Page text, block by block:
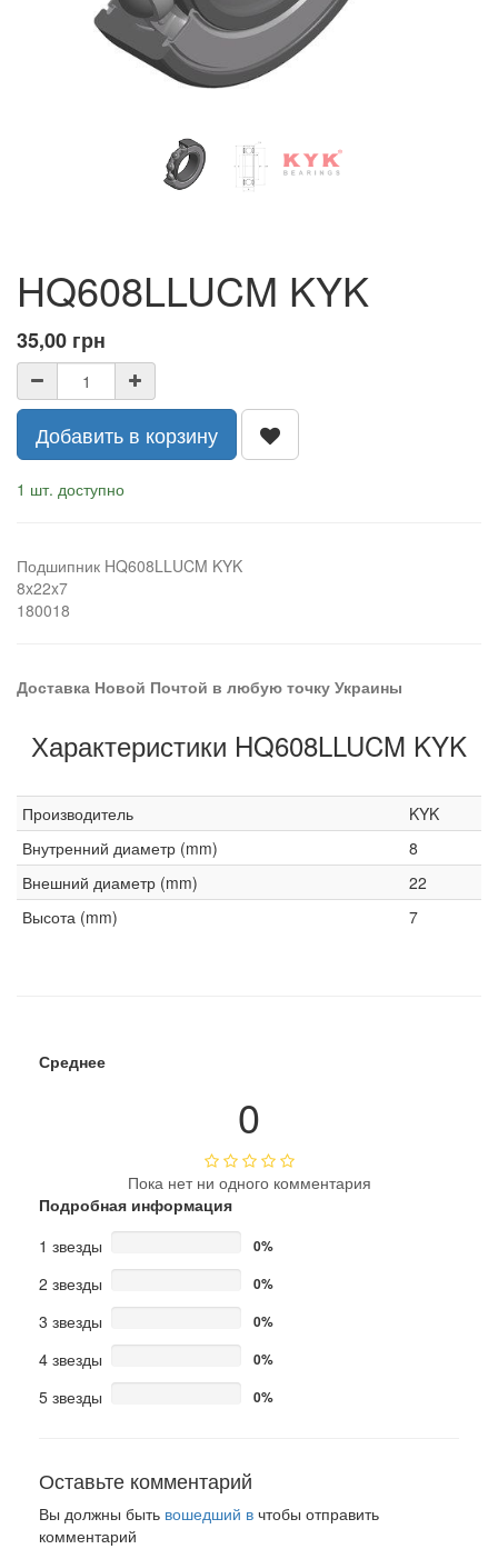
HQ608LLUCM KYK
35,00 грн
Добавить в корзину
1 шт. доступно
Подшипник HQ608LLUCM KYK
8x22x7
180018
Доставка Новой Почтой в любую точку Украины
Характеристики HQ608LLUCM KYK
Производитель
KYK
Внутренний диаметр (mm)
8
Внешний диаметр (mm)
22
Высота (mm)
7
Среднее
0
Пока нет ни одного комментария
Подробная информация
1 звезды
0%
2 звезды 0%
3 звезды 0%
4 звезды 0%
5 звезды 0%
Оставьте комментарий
Вы должны быть вошедший в чтобы отправить
комментарий